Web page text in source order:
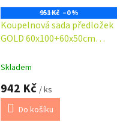
951 Kč –0 %
Koupelnová sada předložek
GOLD 60x100+60x50cm
Skladem
942 Kč / ks
Do košíku